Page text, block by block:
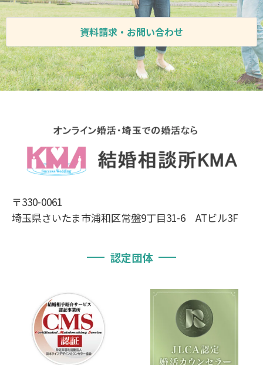
資料請求・お問い合わせ
〒330-0061
埼玉県さいたま市浦和区常盤9丁目31-6 ATビル3F
認定団体